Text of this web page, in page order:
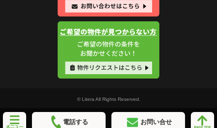
© Litera All Rights Reserved.
電話する お問い合せ